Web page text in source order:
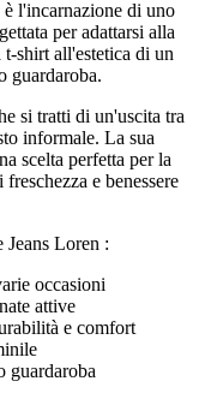
è l'incarnazione di uno
per adattarsi alla
shirt all'estetica di un
guardaroba.
si tratti di un'uscita tra
informale. La sua
scelta perfetta per la
e benessere
Jeans Loren :
occasioni
attive
e comfort
guardaroba